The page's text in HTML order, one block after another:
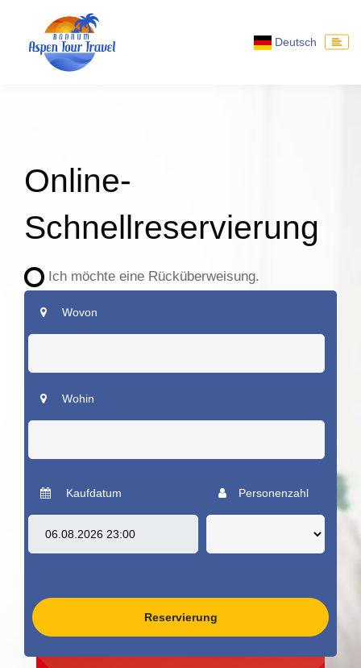
Deutsch
Online-
Schnellreservierung
Ich möchte eine Rücküberweisung.
Wovon
Wohin
Kaufdatum Personenzahl
Reservierung